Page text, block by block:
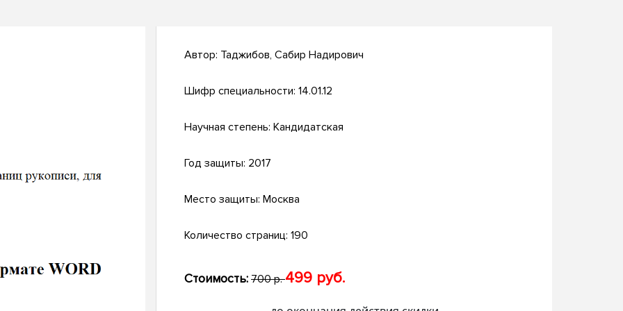
Автор: Таджибов, Сабир Надирович
Шифр специальности: 14.01.12
Научная степень: Кандидатская
Год защиты: 2017
Место защиты: Москва
Количество страниц: 190
Стоимость: 700 р.499 руб.